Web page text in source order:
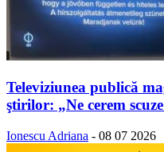
Televiziunea publică
ştirilor: „Ne cerem
Ionescu Adriana - 08 07 2026